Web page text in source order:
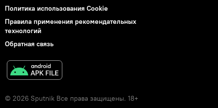
Политика использования Cookie
Правила применения рекомендательных
технологий
Обратная связь
© 2026 Sputnik Все права защищены. 18+